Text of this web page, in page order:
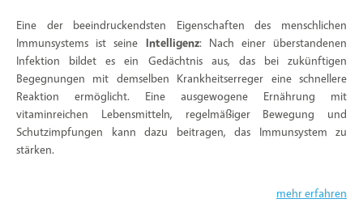
Eine der beeindruckendsten Eigenschaften des menschlichen
Immunsystems ist seine Intelligenz: Nach einer überstandenen
Infektion bildet es ein Gedächtnis aus, das bei zukünftigen
Begegnungen mit demselben Krankheitserreger eine schnellere
Reaktion ermöglicht. Eine ausgewogene Ernährung mit
vitaminreichen Lebensmitteln, regelmäßiger Bewegung und
Schutzimpfungen kann dazu beitragen, das Immunsystem zu
stärken.
mehr erfahren